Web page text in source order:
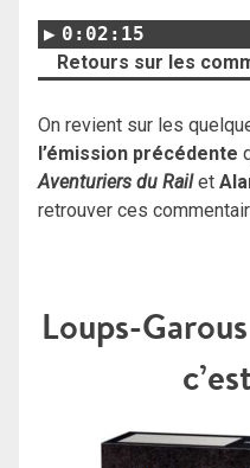
0:02:15
Retours sur les
On revient sur les
l’émission précédente
Aventuriers du Railet
retrouver ces
Loups-